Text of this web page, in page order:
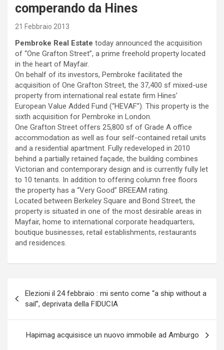
comperando da Hines
21 Febbraio 2013
Pembroke Real Estate today announced the acquisition
of “One Grafton Street”, a prime freehold property located
in the heart of Mayfair.
On behalf of its investors, Pembroke facilitated the
acquisition of One Grafton Street, the 37,400 sf mixed-use
property from international real estate firm Hines’
European Value Added Fund (“HEVAF”). This property is the
sixth acquisition for Pembroke in London.
One Grafton Street offers 25,800 sf of Grade A office
accommodation as well as four self-contained retail units
and a residential apartment. Fully redeveloped in 2010
behind a partially retained façade, the building combines
Victorian and contemporary design and is currently fully let
to 10 tenants. In addition to offering column free floors
the property has a “Very Good” BREEAM rating.
Located between Berkeley Square and Bond Street, the
property is situated in one of the most desirable areas in
Mayfair, home to international corporate headquarters,
boutique businesses, retail establishments, restaurants
and residences.
articoli
Elezioni il 24 febbraio : mi sento come “a ship without a
sail”, deprivata della FIDUCIA
Hapimag acquisisce un nuovo immobile ad Amburgo